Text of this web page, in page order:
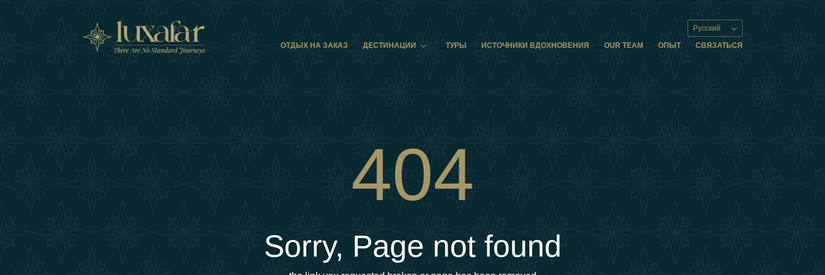
Русский
ОТДЫХ НА ЗАКАЗ
ДЕСТИНАЦИИ ТУРЫ ИСТОЧНИКИ ВДОХНОВЕНИЯ OUR TEAM ОПЫТ СВЯЗАТЬСЯ
404
Sorry, Page not found